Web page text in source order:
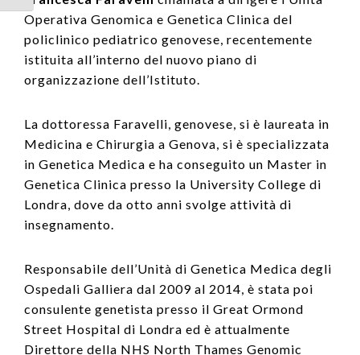
Operativa Genomica e Genetica Clinica del
policlinico pediatrico genovese, recentemente
istituita all’interno del nuovo piano di
organizzazione dell’Istituto.
La dottoressa Faravelli, genovese, si è laureata in
Medicina e Chirurgia a Genova, si è specializzata
in Genetica Medica e ha conseguito un Master in
Genetica Clinica presso la University College di
Londra, dove da otto anni svolge attività di
insegnamento.
Responsabile dell’Unità di Genetica Medica degli
Ospedali Galliera dal 2009 al 2014, è stata poi
consulente genetista presso il Great Ormond
Street Hospital di Londra ed è attualmente
Direttore della NHS North Thames Genomic